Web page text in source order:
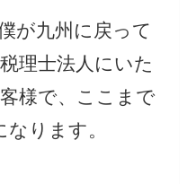
が九州に戻って
理士法人にいた
様で、ここまで
ります。